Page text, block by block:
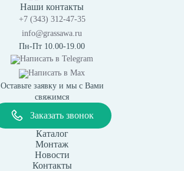
Наши контакты
+7 (343) 312-47-35
info@grassawa.ru
Пн-Пт 10.00-19.00
Написать в Telegram
Написать в Max
Оставьте заявку и мы с Вами
свяжимся
Заказать звонок
Каталог
Монтаж
Новости
Контакты